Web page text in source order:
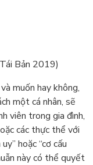
Bản 2019)
muốn hay không,
một cá nhân, sẽ
viên trong gia đình,
các thực thể với
hoặc “cơ cấu
này có thể quyết